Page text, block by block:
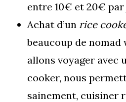
entre 10€ et 20€
Achat d’un rice
beaucoup de nomad
allons voyager avec
cooker, nous
sainement, cuisiner